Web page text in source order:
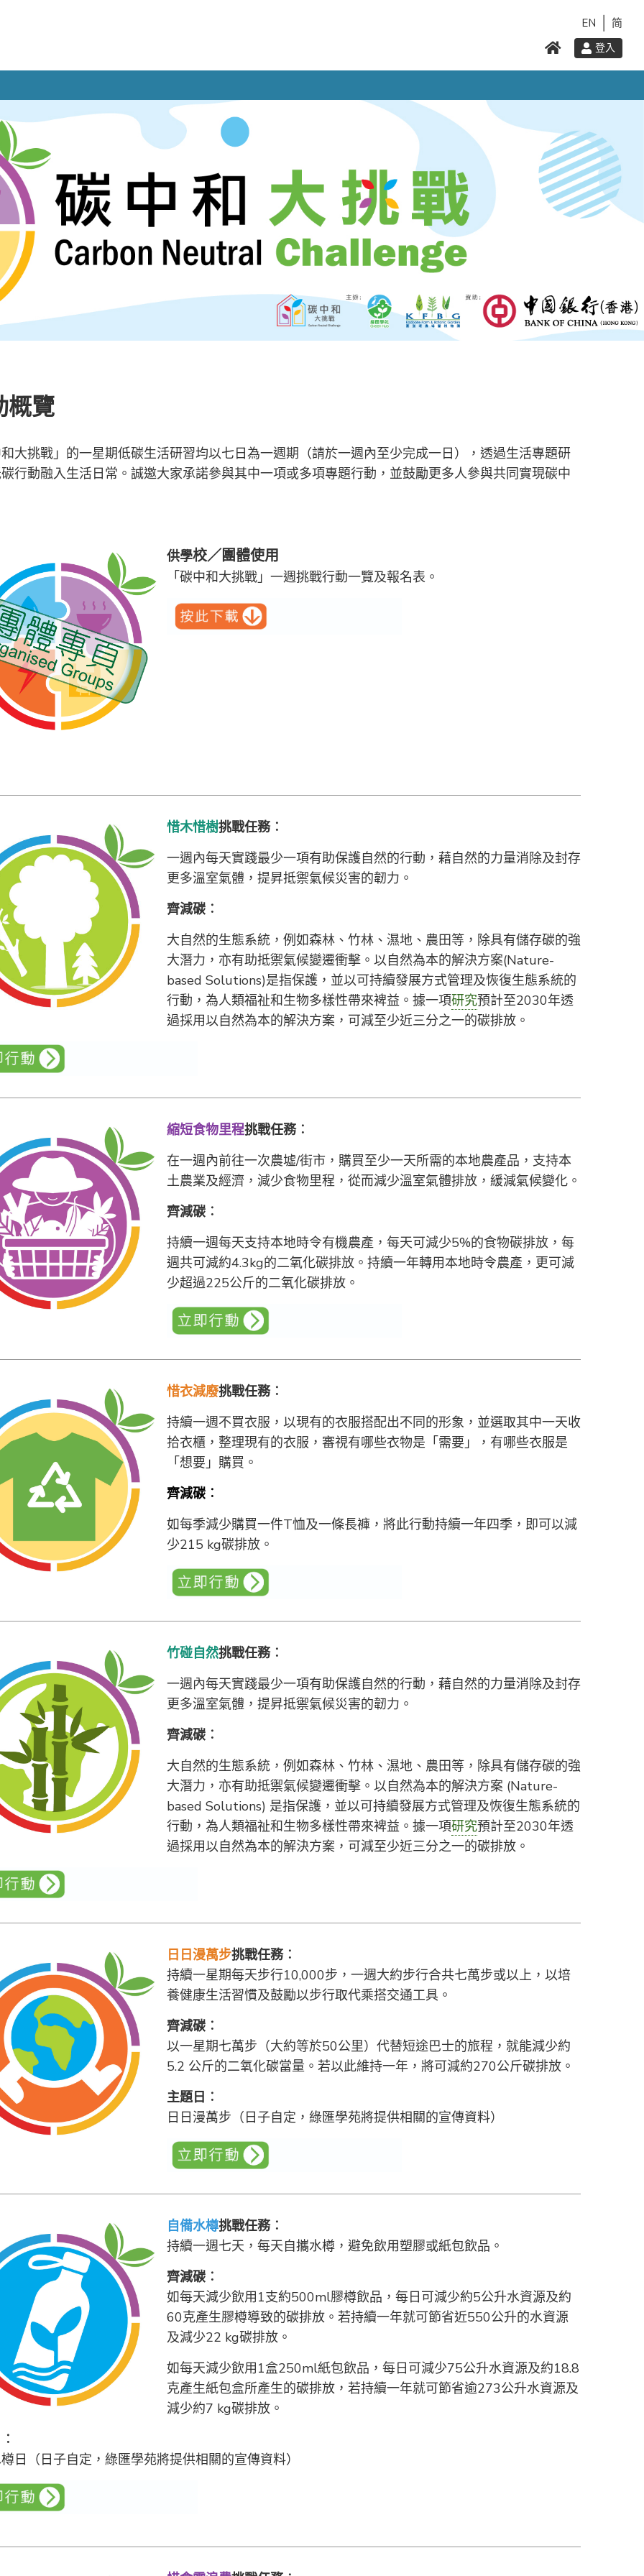
登入
EN 简
概覽
大挑戰」的一星期低碳生活研習均以七日為一週期（請於一週內至少完成一日），透過生活專題研
行動融入生活日常。誠邀大家承諾參與其中一項或多項專題行動，並鼓勵更多人參與共同實現碳中
供學校／團體使用
「碳中和大挑戰」一週挑戰行動一覽及報名表。
惜木惜樹挑戰任務︰
一週內每天實踐最少一項有助保護自然的行動，藉自然的力量消除及封存
更多溫室氣體，提昇抵禦氣候災害的韌力。
齊減碳︰
大自然的生態系統，例如森林、竹林、濕地、農田等，除具有儲存碳的強
大潛力，亦有助抵禦氣候變遷衝擊。以自然為本的解決方案(Nature-
based Solutions)是指保護，並以可持續發展方式管理及恢復生態系統的
行動，為人類福祉和生物多樣性帶來裨益。據一項研究預計至2030年透
過採用以自然為本的解決方案，可減至少近三分之一的碳排放。
縮短食物里程挑戰任務︰
在一週內前往一次農墟/街市，購買至少一天所需的本地農產品，支持本
土農業及經濟，減少食物里程，從而減少溫室氣體排放，緩減氣候變化。
齊減碳︰
持續一週每天支持本地時令有機農產，每天可減少5%的食物碳排放，每
週共可減約4.3kg的二氧化碳排放。持續一年轉用本地時令農產，更可減
少超過225公斤的二氧化碳排放。
惜衣減廢挑戰任務︰
持續一週不買衣服，以現有的衣服搭配出不同的形象，並選取其中一天收
拾衣櫃，整理現有的衣服，審視有哪些衣物是「需要」，有哪些衣服是
「想要」購買。
齊減碳︰
如每季減少購買一件T恤及一條長褲，將此行動持續一年四季，即可以減
少215 kg碳排放。
竹碰自然挑戰任務︰
一週內每天實踐最少一項有助保護自然的行動，藉自然的力量消除及封存
更多溫室氣體，提昇抵禦氣候災害的韌力。
齊減碳︰
大自然的生態系統，例如森林、竹林、濕地、農田等，除具有儲存碳的強
大潛力，亦有助抵禦氣候變遷衝擊。以自然為本的解決方案 (Nature-
based Solutions) 是指保護，並以可持續發展方式管理及恢復生態系統的
行動，為人類福祉和生物多樣性帶來裨益。據一項研究預計至2030年透
過採用以自然為本的解決方案，可減至少近三分之一的碳排放。
日日漫萬步挑戰任務︰
持續一星期每天步行10,000步，一週大約步行合共七萬步或以上，以培
養健康生活習慣及鼓勵以步行取代乘搭交通工具。
齊減碳︰
以一星期七萬步（大約等於50公里）代替短途巴士的旅程，就能減少約
5.2 公斤的二氧化碳當量。若以此維持一年，將可減約270公斤碳排放。
主題日 ︰
日日漫萬步（日子自定，綠匯學苑將提供相關的宣傳資料）
自備水樽挑戰任務︰
持續一週七天，每天自攜水樽，避免飲用塑膠或紙包飲品。
齊減碳︰
如每天減少飲用1支約500ml膠樽飲品，每日可減少約5公升水資源及約
60克產生膠樽導致的碳排放。若持續一年就可節省近550公升的水資源
及減少22 kg碳排放。
如每天減少飲用1盒250ml紙包飲品，每日可減少75公升水資源及約18.8
克產生紙包盒所產生的碳排放，若持續一年就可節省逾273公升水資源及
減少約7 kg碳排放。
︰
日（日子自定，綠匯學苑將提供相關的宣傳資料）